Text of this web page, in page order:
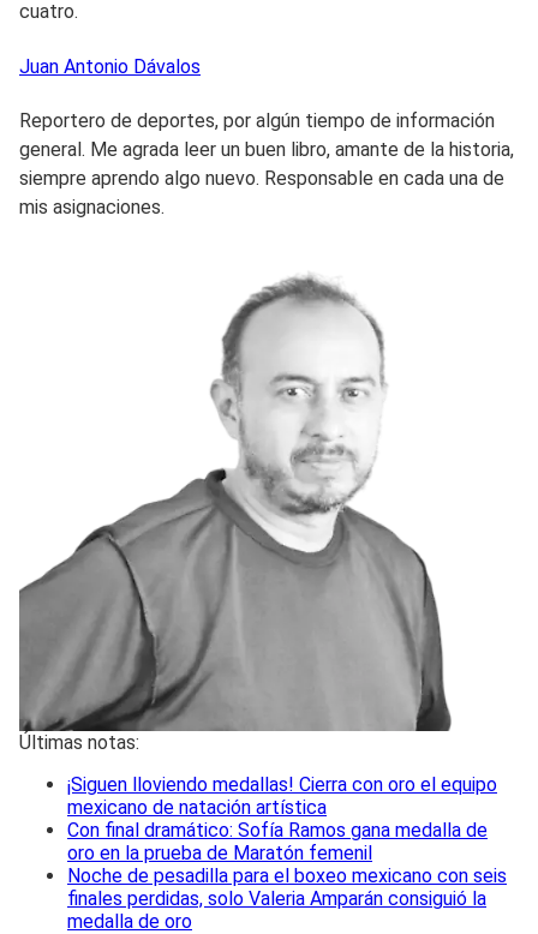
cuatro.
Juan Antonio Dávalos
Reportero de deportes, por algún tiempo de información
general. Me agrada leer un buen libro, amante de la historia,
siempre aprendo algo nuevo. Responsable en cada una de
mis asignaciones.
Últimas notas:
¡Siguen lloviendo medallas! Cierra con oro el equipo
mexicano de natación artística
Con final dramático: Sofía Ramos gana medalla de
oro en la prueba de Maratón femenil
Noche de pesadilla para el boxeo mexicano con seis
finales perdidas, solo Valeria Amparán consiguió la
medalla de oro